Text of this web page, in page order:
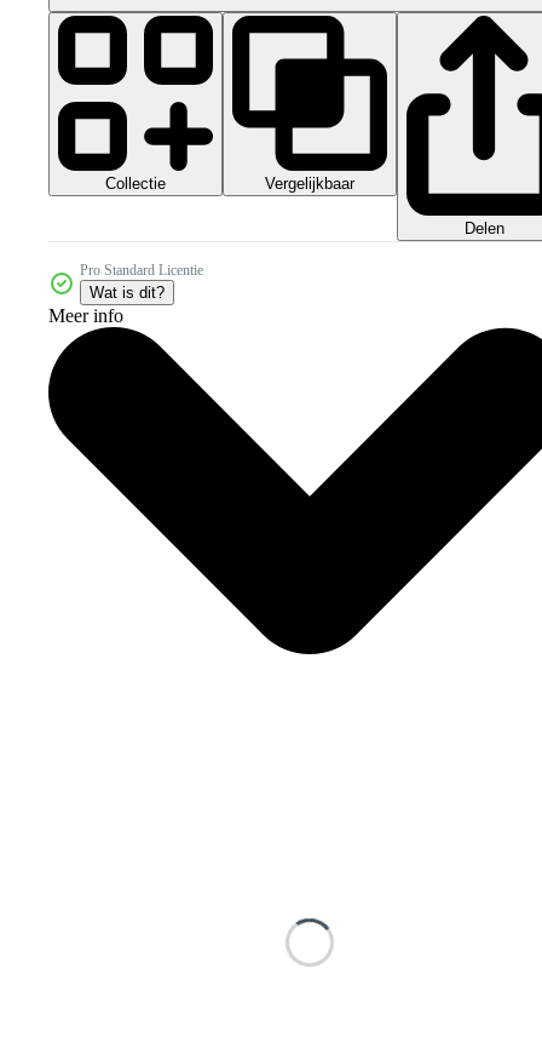
Collectie Vergelijkbaar
Delen
Pro Standard Licentie
Wat is dit?
Meer info